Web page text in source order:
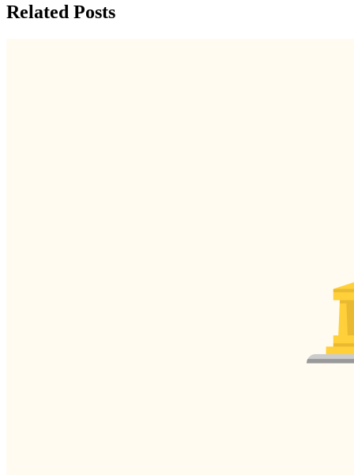
Related Posts